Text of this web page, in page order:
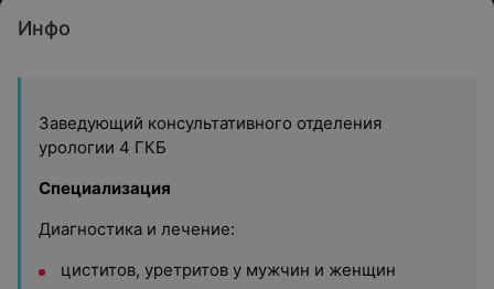
Инфо
Заведующий консультативного отделения
урологии 4 ГКБ
Специализация
Диагностика и лечение:
циститов, уретритов у мужчин и женщин